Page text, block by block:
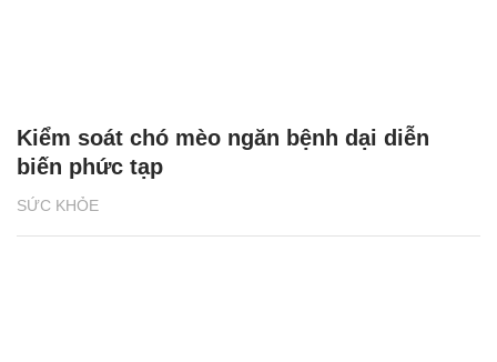
SỨC KHỎE
Kiểm soát chó mèo ngăn bệnh dại diễn
biến phức tạp